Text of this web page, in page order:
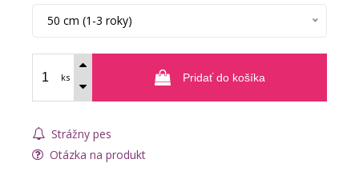
50 cm (1-3 roky)
ks Pridať do košíka
Strážny pes
Otázka na produkt